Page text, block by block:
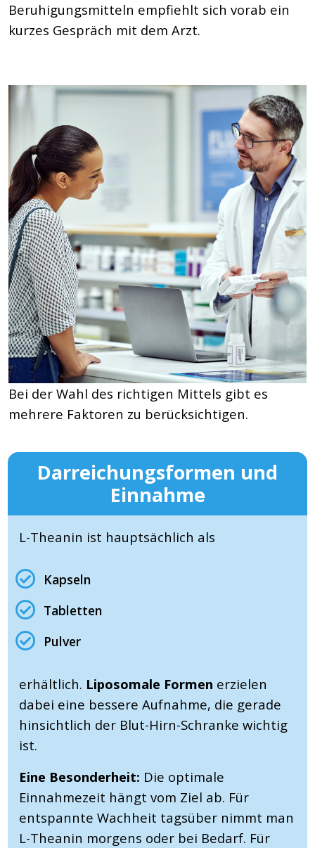
Beruhigungsmitteln empfiehlt sich vorab ein
kurzes Gespräch mit dem Arzt.
Bei der Wahl des richtigen Mittels gibt es
mehrere Faktoren zu berücksichtigen.
Darreichungsformen und
Einnahme
L-Theanin ist hauptsächlich als
Kapseln
Tabletten
Pulver
erhältlich. Liposomale Formen erzielen
dabei eine bessere Aufnahme, die gerade
hinsichtlich der Blut-Hirn-Schranke wichtig
ist.
Eine Besonderheit: Die optimale
Einnahmezeit hängt vom Ziel ab. Für
entspannte Wachheit tagsüber nimmt man
L-Theanin morgens oder bei Bedarf. Für